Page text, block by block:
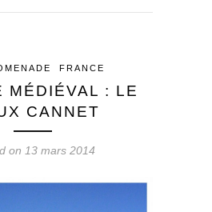
FRANCE
MÉDIÉVAL : LE
CANNET
on 13 mars 2014